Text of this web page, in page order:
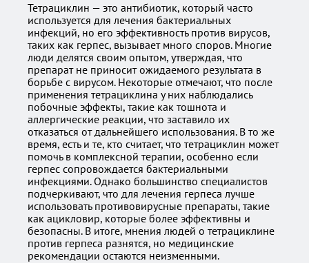
Тетрациклин — это антибиотик, который часто
используется для лечения бактериальных
инфекций, но его эффективность против вирусов,
таких как герпес, вызывает много споров. Многие
люди делятся своим опытом, утверждая, что
препарат не приносит ожидаемого результата в
борьбе с вирусом. Некоторые отмечают, что после
применения тетрациклина у них наблюдались
побочные эффекты, такие как тошнота и
аллергические реакции, что заставило их
отказаться от дальнейшего использования. В то же
время, есть и те, кто считает, что тетрациклин может
помочь в комплексной терапии, особенно если
герпес сопровождается бактериальными
инфекциями. Однако большинство специалистов
подчеркивают, что для лечения герпеса лучше
использовать противовирусные препараты, такие
как ацикловир, которые более эффективны и
безопасны. В итоге, мнения людей о тетрациклине
против герпеса разнятся, но медицинские
рекомендации остаются неизменными.